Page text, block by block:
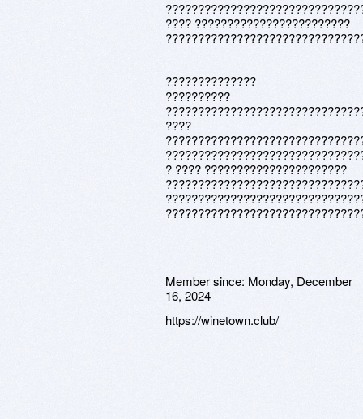
???? ????????????????????????
??????????????
??????????
????
? ???? ??????????????????????
Member since: Monday, December
16, 2024
https://winetown.club/